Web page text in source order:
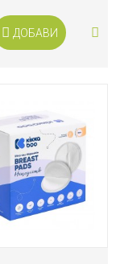
ДОБАВИ